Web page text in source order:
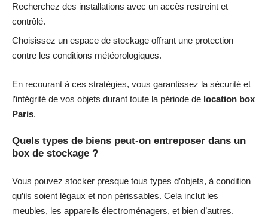
Recherchez des installations avec un accès restreint et
contrôlé.
Choisissez un espace de stockage offrant une protection
contre les conditions météorologiques.
En recourant à ces stratégies, vous garantissez la sécurité et
l’intégrité de vos objets durant toute la période de location box
Paris.
Quels types de biens peut-on entreposer dans un
box de stockage ?
Vous pouvez stocker presque tous types d’objets, à condition
qu’ils soient légaux et non périssables. Cela inclut les
meubles, les appareils électroménagers, et bien d’autres.